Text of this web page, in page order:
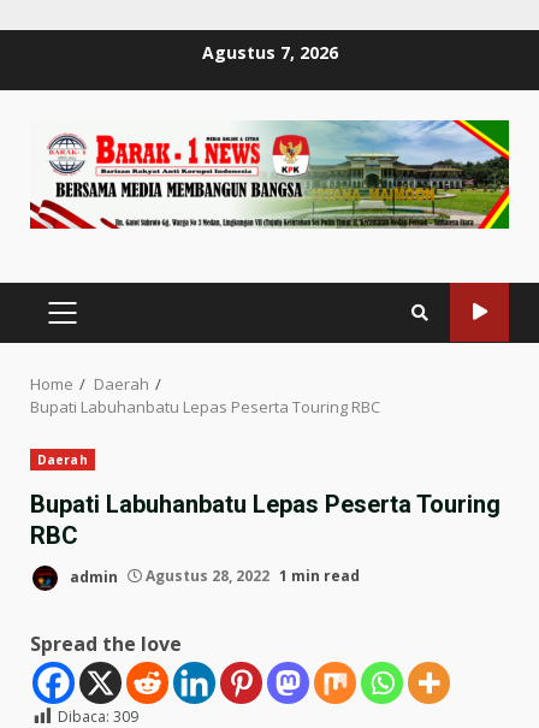
Agustus 7, 2026
PRIMARY
MENU
Home
Daerah
Bupati Labuhanbatu Lepas Peserta Touring RBC
Daerah
Bupati Labuhanbatu Lepas Peserta Touring
RBC
admin Agustus 28, 2022 1 min read
Spread the love
Dibaca: 309